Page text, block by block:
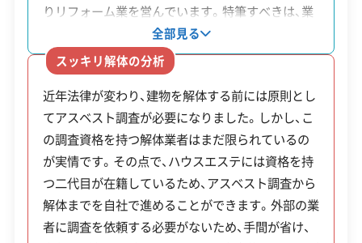
町内に処分場がないため、一般廃棄物は館林市
へ、産業廃棄物は近隣の民間施設へ運びます。
だからこそ、広い視点で最適な処理ルートを選
ぶことが重要になります。
明和町内で解体工事から出る廃棄物は、町外の施設
で処理します。畳や木製の建具といった一般廃棄物
は、館林市にある「館林衛生施設組合（たてばやしク
建物構造 木造
対応業務
産業廃棄物収集運搬業
産業廃棄物処分業
公式HP 公式サイトを見る
許可番号
【解体工事業登録】
群馬県知事：第293号
埼玉県知事：第1084号
【産業廃棄物収集運搬業許可】
茨城県知事：第00801076567号
群馬県知事：第01010076567号
全部見る
りリフォーム業を営んでいます。特筆すべきは、業
務の約8割が以前工事を依頼した顧客からの紹介や
口コミである点です。同社はリフォームを主軸とし
てきた経験から、目に見えない下地や基礎部分の工
事を特に重視しています。この方針が、長期的な住
まいの安全性を考える顧客からの評価につながっ
ているようです。現在は創業者と、その息子である
二代目が中心となって運営しています。二代目は
「建築物石綿含有建材調査者」の国家資格を保有し
ているため、専門的なアスベスト調査にも対応が可
能です。長年の経験と専門資格が組み合わさること
全部見る
スッキリ解体の分析
近年法律が変わり、建物を解体する前には原則とし
てアスベスト調査が必要になりました。しかし、こ
の調査資格を持つ解体業者はまだ限られているの
が実情です。その点で、ハウスエステには資格を持
つ二代目が在籍しているため、アスベスト調査から
解体までを自社で進めることができます。外部の業
者に調査を依頼する必要がないため、手間が省け、